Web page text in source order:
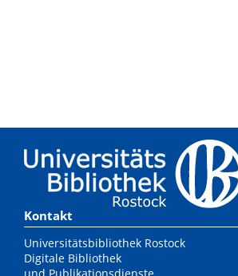
Kontakt
Universitätsbibliothek Rostock
Digitale Bibliothek
und Publikationsdienste